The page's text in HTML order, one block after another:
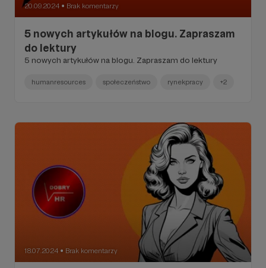
20.09.2024 ● Brak komentarzy
5 nowych artykułów na blogu. Zapraszam
do lektury
5 nowych artykułów na blogu. Zapraszam do lektury
humanresources społeczeństwo rynekpracy +2
18.07.2024 ● Brak komentarzy